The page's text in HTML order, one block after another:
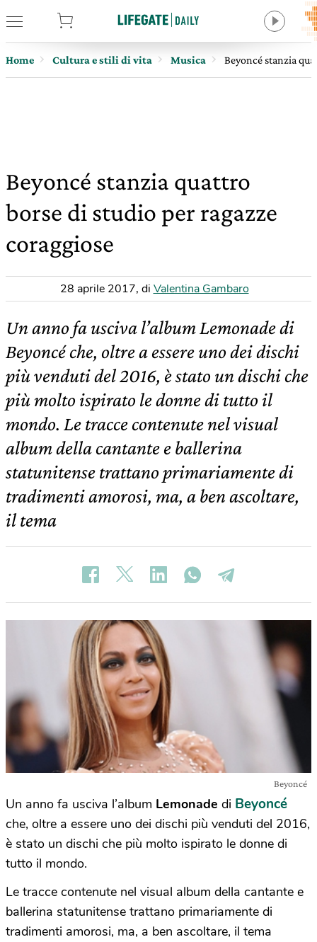
Home Cultura e stili di vita Musica Beyoncé stanzia
Beyoncé stanzia quattro
borse di studio per ragazze
coraggiose
28 aprile 2017, di Valentina Gambaro
Un anno fa usciva l’album Lemonade di
Beyoncé che, oltre a essere uno dei dischi
più venduti del 2016, è stato un dischi che
più molto ispirato le donne di tutto il
mondo. Le tracce contenute nel visual
album della cantante e ballerina
statunitense trattano primariamente di
tradimenti amorosi, ma, a ben ascoltare,
il tema
Beyoncé
Un anno fa usciva l’album Lemonade di Beyoncé
che, oltre a essere uno dei dischi più venduti del 2016,
è stato un dischi che più molto ispirato le donne di
tutto il mondo.
Le tracce contenute nel visual album della cantante e
ballerina statunitense trattano primariamente di
tradimenti amorosi, ma, a ben ascoltare, il tema